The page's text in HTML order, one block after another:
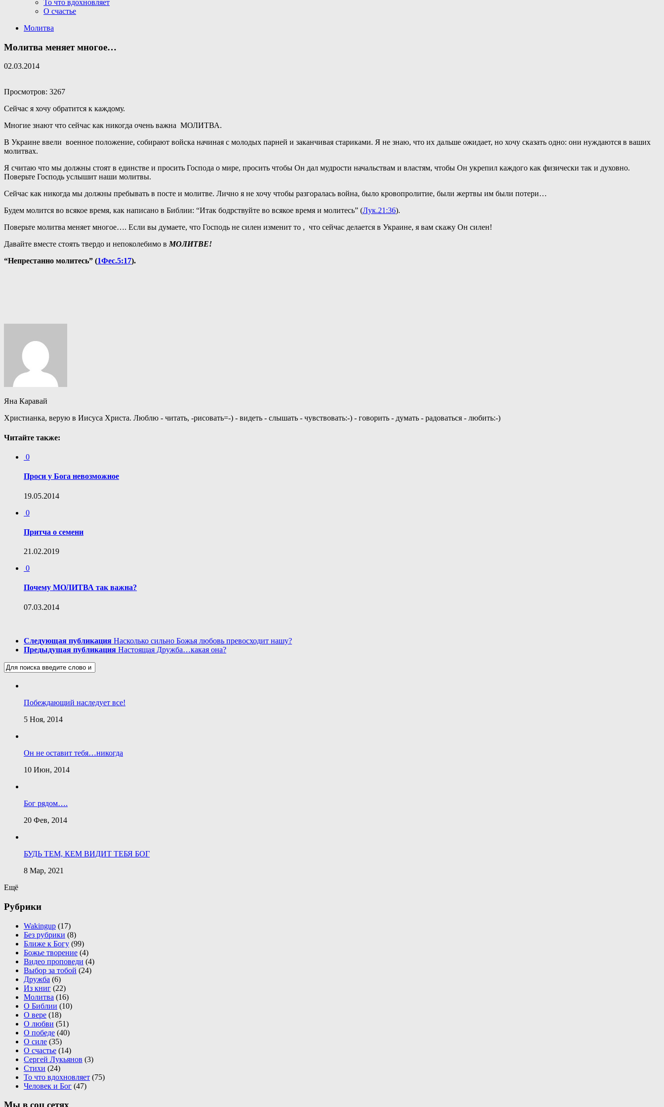
То что вдохновляет
О счастье
Молитва
Молитва меняет многое…
02.03.2014
Просмотров: 3267
Сейчас я хочу обратится к каждому.
Многие знают что сейчас как никогда очень важна МОЛИТВА.
В Украине ввели военное положение, собирают войска начиная с молодых парней и заканчивая стариками. Я не знаю, что их дальше ожидает, но хочу сказать одно: они нуждаются в ваших
молитвах.
Я считаю что мы должны стоят в единстве и просить Господа о мире, просить чтобы Он дал мудрости начальствам и властям, чтобы Он укрепил каждого как физически так и духовно.
Поверьте Господь услышит наши молитвы.
Сейчас как никогда мы должны пребывать в посте и молитве. Лично я не хочу чтобы разгоралась война, было кровопролитие, были жертвы им были потери…
Будем молится во всякое время, как написано в Библии: “Итак бодрствуйте во всякое время и молитесь” (Лук.21:36).
Поверьте молитва меняет многое…. Если вы думаете, что Господь не силен изменит то , что сейчас делается в Украине, я вам скажу Он силен!
Давайте вместе стоять твердо и непоколебимо в МОЛИТВЕ!
“Непрестанно молитесь” (1Фес.5:17).
Яна Каравай
Христианка, верую в Иисуса Христа. Люблю - читать, -рисовать=-) - видеть - слышать - чувствовать:-) - говорить - думать - радоваться - любить:-)
Читайте также:
0
Проси у Бога невозможное
19.05.2014
0
Притча о семени
21.02.2019
0
Почему МОЛИТВА так важна?
07.03.2014
Следующая публикация Насколько сильно Божья любовь превосходит нашу?
Предыдущая публикация Настоящая Дружба…какая она?
Побеждающий наследует все!
5 Ноя, 2014
Он не оставит тебя…никогда
10 Июн, 2014
Бог рядом….
20 Фев, 2014
БУДЬ ТЕМ, КЕМ ВИДИТ ТЕБЯ БОГ
8 Мар, 2021
Ещё
Рубрики
Wakingup (17)
Без рубрики (8)
Ближе к Богу (99)
Божье творение (4)
Видео проповеди (4)
Выбор за тобой (24)
Дружба (6)
Из книг (22)
Молитва (16)
О Библии (10)
О вере (18)
О любви (51)
О победе (40)
О силе (35)
О счастье (14)
Сергей Лукьянов (3)
Стихи (24)
То что вдохновляет (75)
Человек и Бог (47)